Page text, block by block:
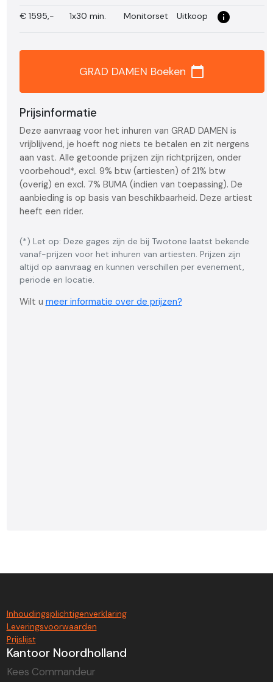
€ 1595,- 1x30 min. Monitorset Uitkoop info_i
GRAD DAMEN Boeken calendar_today
Prijsinformatie
Deze aanvraag voor het inhuren van GRAD DAMEN is
vrijblijvend, je hoeft nog niets te betalen en zit nergens
aan vast. Alle getoonde prijzen zijn richtprijzen, onder
voorbehoud*, excl. 9% btw (artiesten) of 21% btw
(overig) en excl. 7% BUMA (indien van toepassing). De
aanbieding is op basis van beschikbaarheid. Deze artiest
heeft een rider.
(*) Let op: Deze gages zijn de bij Twotone laatst bekende
vanaf-prijzen voor het inhuren van artiesten. Prijzen zijn
altijd op aanvraag en kunnen verschillen per evenement,
periode en locatie.
Wilt u meer informatie over de prijzen?
Inhoudingsplichtigenverklaring
Leveringsvoorwaarden
Prijslijst
Kantoor Noordholland
Kees Commandeur